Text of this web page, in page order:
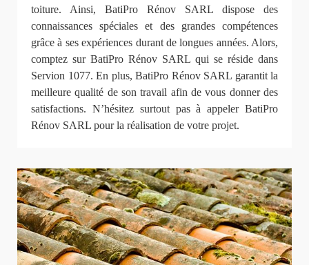
toiture. Ainsi, BatiPro Rénov SARL dispose des
connaissances spéciales et des grandes compétences
grâce à ses expériences durant de longues années. Alors,
comptez sur BatiPro Rénov SARL qui se réside dans
Servion 1077. En plus, BatiPro Rénov SARL garantit la
meilleure qualité de son travail afin de vous donner des
satisfactions. N’hésitez surtout pas à appeler BatiPro
Rénov SARL pour la réalisation de votre projet.